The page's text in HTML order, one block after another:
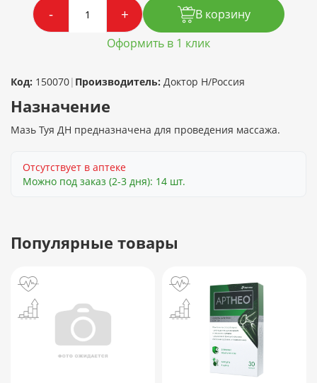
- +
В корзину
Оформить в 1 клик
Код: 150070| Производитель: Доктор Н/Россия
Назначение
Мазь Туя ДН предназначена для проведения массажа.
Отсутствует в аптеке
Можно под заказ (2-3 дня): 14 шт.
Популярные товары